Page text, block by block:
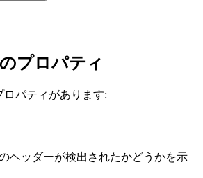
プロパティ
ロパティがあります:
ヘッダーが検出されたかどうかを示